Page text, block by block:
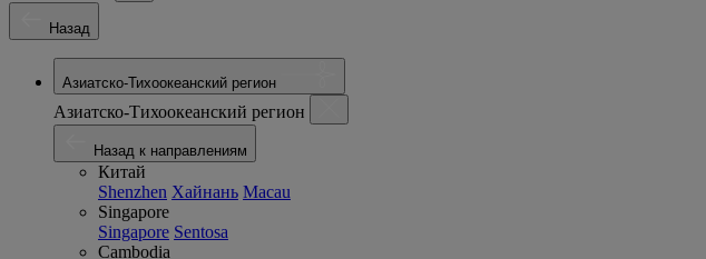
Назад
Азиатско-Тихоокеанский регион
Азиатско-Тихоокеанский регион
Назад к направлениям
Китай
Shenzhen Хайнань Macau
Singapore
Singapore Sentosa
Cambodia